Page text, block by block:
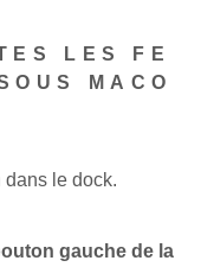
LES FE
MACO
le dock.
gauche de la